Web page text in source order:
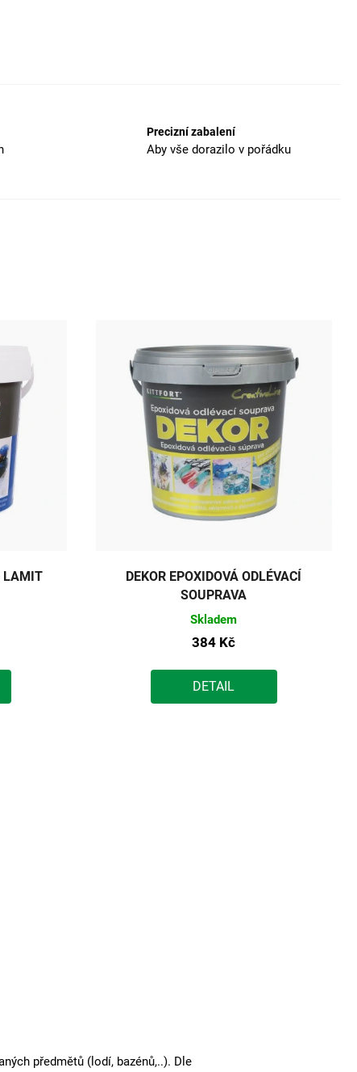
Precizní zabalení
Aby vše dorazilo v pořádku
LAMIT
DEKOR EPOXIDOVÁ ODLÉVACÍ
SOUPRAVA
Skladem
384 Kč
DETAIL
předmětů (lodí, bazénů,..). Dle